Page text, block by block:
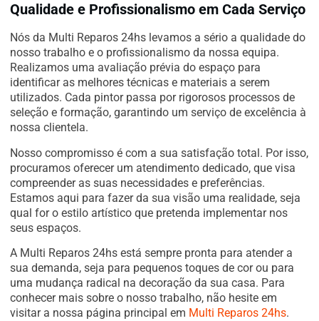
Qualidade e Profissionalismo em Cada Serviço
Nós da Multi Reparos 24hs levamos a sério a qualidade do
nosso trabalho e o profissionalismo da nossa equipa.
Realizamos uma avaliação prévia do espaço para
identificar as melhores técnicas e materiais a serem
utilizados. Cada pintor passa por rigorosos processos de
seleção e formação, garantindo um serviço de excelência à
nossa clientela.
Nosso compromisso é com a sua satisfação total. Por isso,
procuramos oferecer um atendimento dedicado, que visa
compreender as suas necessidades e preferências.
Estamos aqui para fazer da sua visão uma realidade, seja
qual for o estilo artístico que pretenda implementar nos
seus espaços.
A Multi Reparos 24hs está sempre pronta para atender a
sua demanda, seja para pequenos toques de cor ou para
uma mudança radical na decoração da sua casa. Para
conhecer mais sobre o nosso trabalho, não hesite em
visitar a nossa página principal em Multi Reparos 24hs.